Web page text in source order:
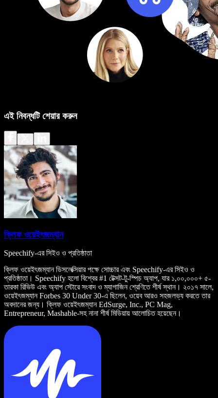
এই নিবন্ধটি শেয়ার করুন
ক্লিফ ওয়েইৎজম্যান
Speechify-এর সিইও ও প্রতিষ্ঠাতা
ক্লিফ ওয়েইৎজম্যান ডিসলেক্সিয়ার পক্ষে সোচ্চার এবং Speechify-এর সিইও ও
প্রতিষ্ঠাতা। Speechify হলো বিশ্বের #1 টেক্সট-টু-স্পিচ অ্যাপ, যার ১,০০,০০০+ ৫-
তারকা রিভিউ এবং অ্যাপ স্টোরে সংবাদ ও ম্যাগাজিন শ্রেণিতে শীর্ষ স্থান। ২০১৭ সালে,
ওয়েইৎজম্যান Forbes 30 Under 30-এ ছিলেন, ওয়েব আরও সহজলভ্য করতে তার
অবদানের জন্য। ক্লিফ ওয়েইৎজম্যান EdSurge, Inc., PC Mag,
Entrepreneur, Mashable-সহ নানা শীর্ষ মিডিয়ায় আলোচিত হয়েছেন।